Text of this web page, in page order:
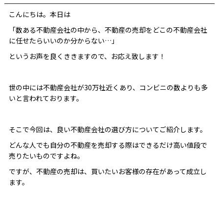
こんにちは。本日は
「数ある不動産会社の中から、不動産の売却をどこの不動産会社
に任せたらいいのか分からない…」
というお声を良くききますので、お応え致します！
世の中には不動産会社が30万社近くあり、コンビニの数よりも多
いと言われております。
そこで今回は、良い不動産会社の選び方についてご紹介します。
どんな人でも自分の不動産を売却する際はできるだけ高い値段で
売りたいものですよね。
ですが、不動産の売却は、買いたいお客様の存在があって成立し
ます。